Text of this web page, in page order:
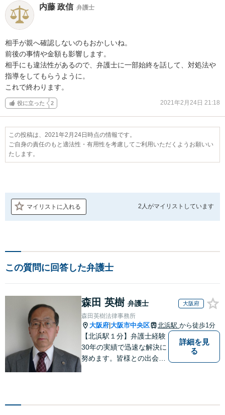
内藤 政信 弁護士
相手が親へ確認しないのもおかしいね。
前後の事情や金額も影響します。
相手にも違法性があるので、弁護士に一部始終を話して、対処法や
指導をしてもらうように。
これで終わります。
役に立った 2 2021年2月24日 21:18
この投稿は、2021年2月24日時点の情報です。
ご自身の責任のもと適法性・有用性を考慮してご利用いただくようお願いい
たします。
マイリストに入れる 2人がマイリストしています
この質問に回答した弁護士
森田 英樹 弁護士 大阪府
森田英樹法律事務所
大阪府 大阪市中央区 北浜駅 から徒歩1分
【北浜駅１分】弁護士経験
30年の実績で迅速な解決に
努めます。皆様との出会い
詳細を見
る